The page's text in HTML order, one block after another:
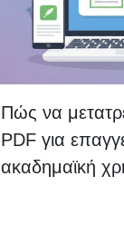
Πώς να
PDF για
ακαδημαϊκή